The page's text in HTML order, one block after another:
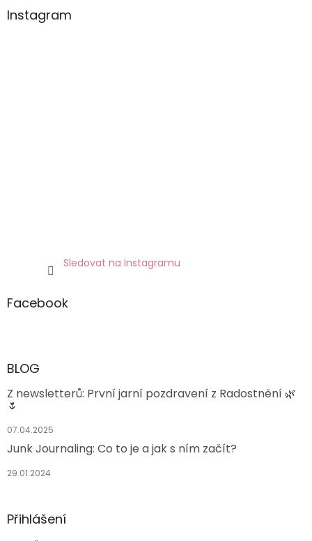
Instagram
Sledovat na Instagramu
Facebook
BLOG
Z newsletterů: První jarní pozdravení z Radostnění 🌿
🌷
07.04.2025
Junk Journaling: Co to je a jak s ním začít?
29.01.2024
Přihlášení